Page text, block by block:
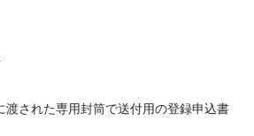
渡された専用封筒で送付用の登録申込書